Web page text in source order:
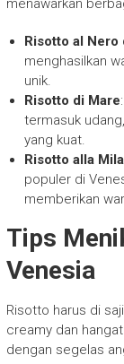
menawarkan
Risotto al Nero
menghasilkan
unik.
Risotto di Mare
termasuk
yang kuat.
Risotto alla
populer di
memberikan
Tips
Venesia
Risotto harus di
creamy dan
dengan segelas